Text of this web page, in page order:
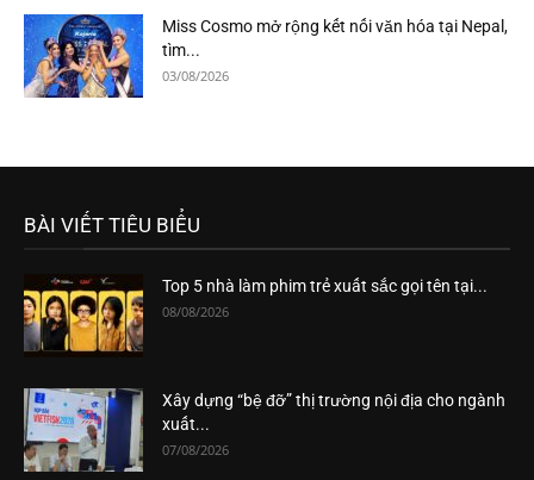
Miss Cosmo mở rộng kết nối văn hóa tại Nepal,
tìm...
03/08/2026
BÀI VIẾT TIÊU BIỂU
Top 5 nhà làm phim trẻ xuất sắc gọi tên tại...
08/08/2026
Xây dựng “bệ đỡ” thị trường nội địa cho ngành
xuất...
07/08/2026